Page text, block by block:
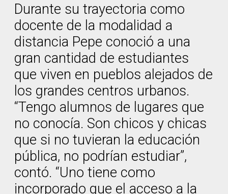
Durante su trayectoria como
docente de la modalidad a
distancia Pepe conoció a una
gran cantidad de estudiantes
que viven en pueblos alejados de
los grandes centros urbanos.
“Tengo alumnos de lugares que
no conocía. Son chicos y chicas
que si no tuvieran la educación
pública, no podrían estudiar”,
contó. “Uno tiene como
incorporado que el acceso a la